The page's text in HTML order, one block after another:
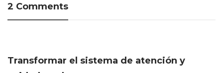
2 Comments
Transformar el sistema de atención y